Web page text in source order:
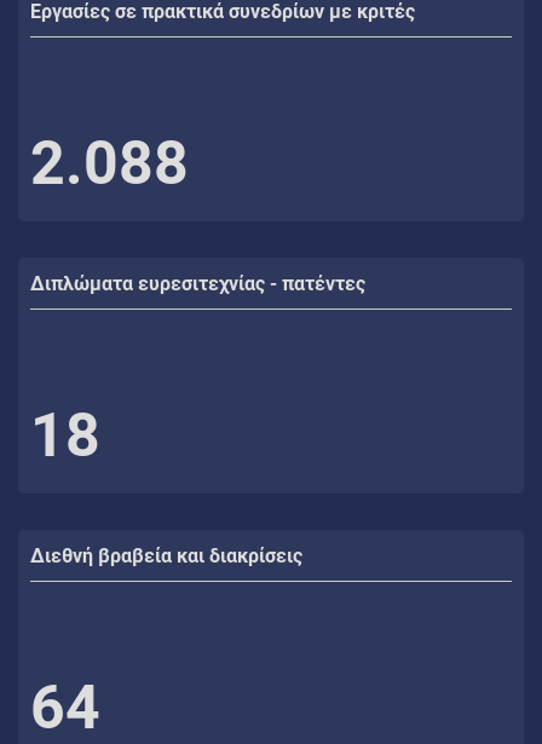
Εργασίες σε πρακτικά συνεδρίων με κριτές
2.088
Διπλώματα ευρεσιτεχνίας - πατέντες
18
Διεθνή βραβεία και διακρίσεις
64